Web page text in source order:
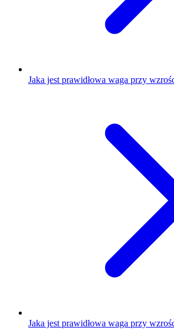
Jaka jest prawidłowa waga przy
Jaka jest prawidłowa waga przy